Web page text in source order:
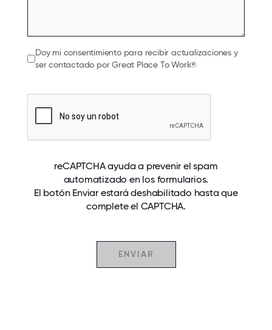
Doy mi consentimiento para recibir actualizaciones y
ser contactado por Great Place To Work®
reCAPTCHA ayuda a prevenir el spam
automatizado en los formularios.
El botón Enviar estará deshabilitado hasta que
complete el CAPTCHA.